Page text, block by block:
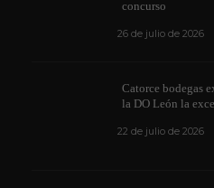
concurso
26 de julio de 2026
Catorce bodegas
la DO León la
22 de julio de 2026